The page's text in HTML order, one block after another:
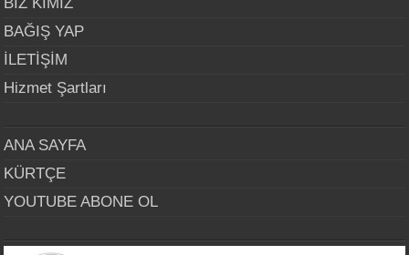
BAĞIŞ YAP
İLETİŞİM
Hizmet Şartları
ANA SAYFA
KÜRTÇE
YOUTUBE ABONE OL